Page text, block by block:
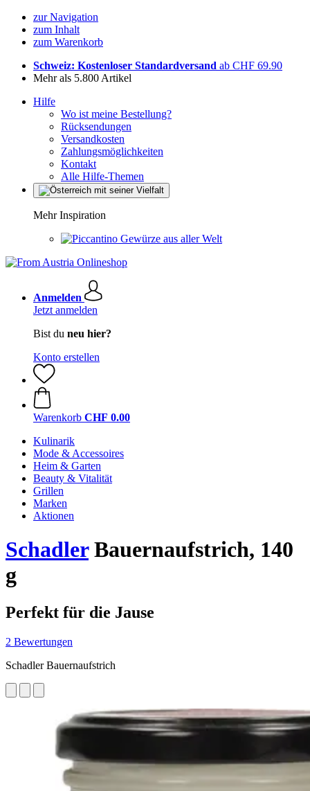
zur Navigation
zum Inhalt
zum Warenkorb
Schweiz: Kostenloser Standardversand ab CHF 69.90
Mehr als 5.800 Artikel
Hilfe
Wo ist meine Bestellung?
Rücksendungen
Versandkosten
Zahlungsmöglichkeiten
Kontakt
Alle Hilfe-Themen
Mehr Inspiration
Gewürze aus aller Welt
Anmelden
Jetzt anmelden
Bist du neu hier?
Konto erstellen
Warenkorb CHF 0.00
Kulinarik
Mode & Accessoires
Heim & Garten
Beauty & Vitalität
Grillen
Marken
Aktionen
SchadlerBauernaufstrich, 140
g
Perfekt für die Jause
2 Bewertungen
Schadler Bauernaufstrich